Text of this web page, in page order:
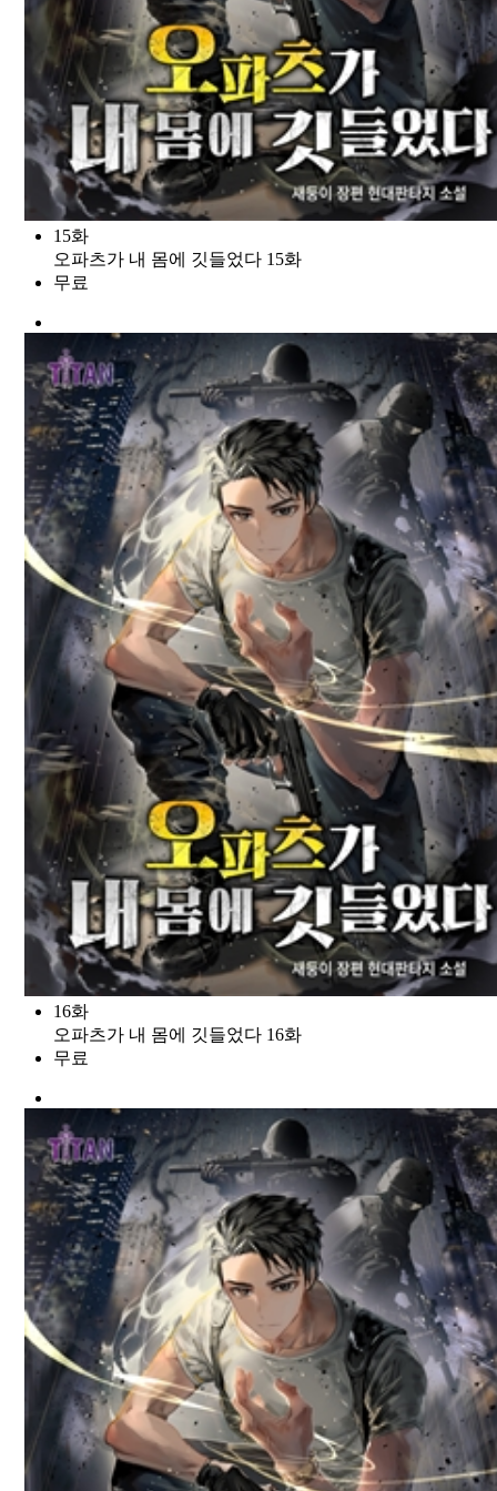
15화
오파츠가 내 몸에 깃들었다 15화
무료
16화
오파츠가 내 몸에 깃들었다 16화
무료